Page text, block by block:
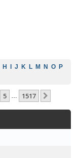
H I J K L M N O P
5 … 1517